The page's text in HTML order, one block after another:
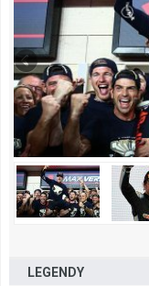
LEGENDY